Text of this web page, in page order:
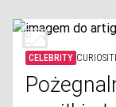
CELEBRITY